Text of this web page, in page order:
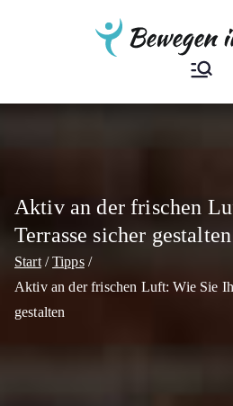
Der
Aktiv an der frischen
Terrasse sicher gestalten
Start
Tipps
Aktiv an der frischen Luft: Wie Sie
gestalten